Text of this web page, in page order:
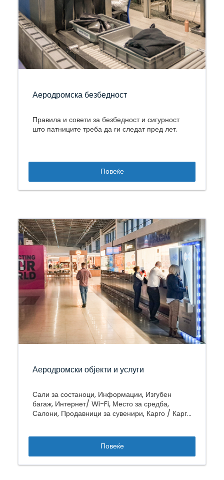
Аеродромска безбедност
Правила и совети за безбедност и сигурност
што патниците треба да ги следат пред лет.
Повеќе
Аеродромски објекти и услуги
Сали за состаноци, Информации, Изгубен
багаж, Интернет/ Wi-Fi, Место за средба,
Салони, Продавници за сувенири, Карго / Карго
Повеќе